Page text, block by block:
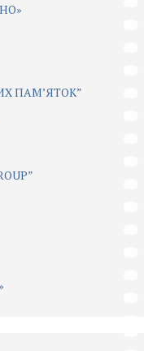
ПАМ’ЯТОК”